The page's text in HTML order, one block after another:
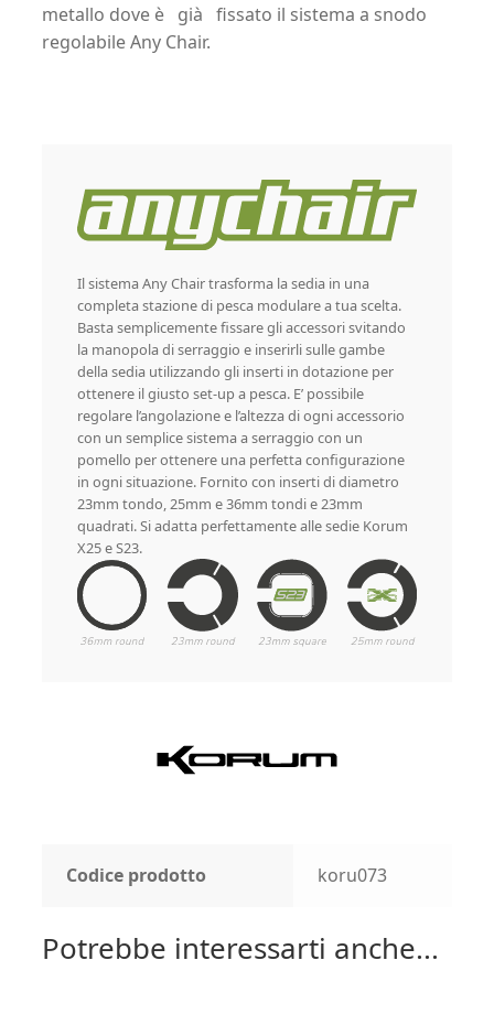
metallo dove è già fissato il sistema a snodo
regolabile Any Chair.
Il sistema Any Chair trasforma la sedia in una
completa stazione di pesca modulare a tua scelta.
Basta semplicemente fissare gli accessori svitando
la manopola di serraggio e inserirli sulle gambe
della sedia utilizzando gli inserti in dotazione per
ottenere il giusto set-up a pesca. E’ possibile
regolare l’angolazione e l’altezza di ogni accessorio
con un semplice sistema a serraggio con un
pomello per ottenere una perfetta configurazione
in ogni situazione. Fornito con inserti di diametro
23mm tondo, 25mm e 36mm tondi e 23mm
quadrati. Si adatta perfettamente alle sedie Korum
X25 e S23.
Codice prodotto koru073
Potrebbe interessarti anche...